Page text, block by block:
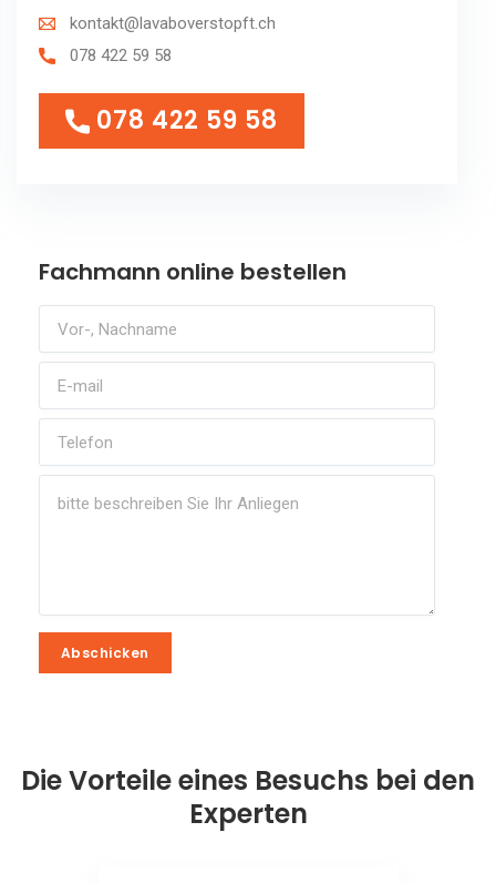
kontakt@lavaboverstopft.ch
078 422 59 58
078 422 59 58
078 422 59 58
Fachmann online bestellen
Abschicken
Abschicken
Die Vorteile eines Besuchs bei den
Experten